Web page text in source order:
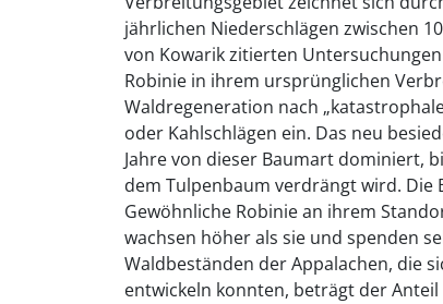
jährlichen Niederschlägen zwischen
von Kowarik zitierten
Robinie in ihrem ursprünglichen
Waldregeneration nach
oder Kahlschlägen ein. Das neu
Jahre von dieser Baumart dominiert,
dem Tulpenbaum verdrängt wird. Die
Gewöhnliche Robinie an ihrem
wachsen höher als sie und spenden
Waldbeständen der Appalachen, die
entwickeln konnten, beträgt der Anteil